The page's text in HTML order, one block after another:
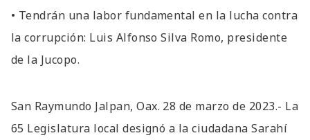
• Tendrán una labor fundamental en la lucha contra
la corrupción: Luis Alfonso Silva Romo, presidente
de la Jucopo.
San Raymundo Jalpan, Oax. 28 de marzo de 2023.- La
65 Legislatura local designó a la ciudadana Sarahí